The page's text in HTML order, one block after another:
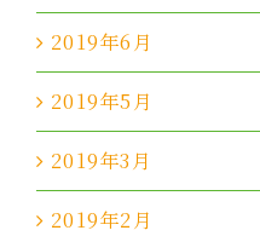
2019年6月
2019年5月
2019年3月
2019年2月